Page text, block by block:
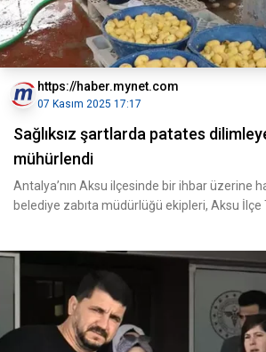
https://haber.mynet.com
07 Kasım 2025 17:17
Sağlıksız şartlarda patates
mühürlendi
Antalya’nın Aksu ilçesinde bir ihbar üzerine
belediye zabıta müdürlüğü ekipleri, Aksu İlçe